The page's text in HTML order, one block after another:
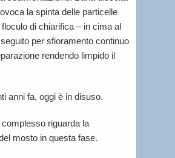
la spinta delle particelle
di chiarifica – in cima al
per sfioramento continuo
rendendo limpido il
anni fa, oggi è in disuso.
riguarda la
mosto in questa fase.